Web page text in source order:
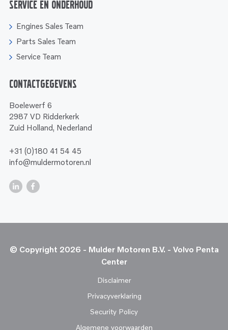
Service en onderhoud
Engines Sales Team
Parts Sales Team
Service Team
Contactgegevens
Boelewerf 6
2987 VD Ridderkerk
Zuid Holland, Nederland
+31 (0)180 41 54 45
info@muldermotoren.nl
© Copyright 2026 - Mulder Motoren B.V. - Volvo Penta
Center
Disclaimer
Privacyverklaring
Security Policy
Algemene voorwaarden